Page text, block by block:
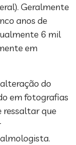
Geralmente
anos de
6 mil
em
do
em fotografias
ressaltar que